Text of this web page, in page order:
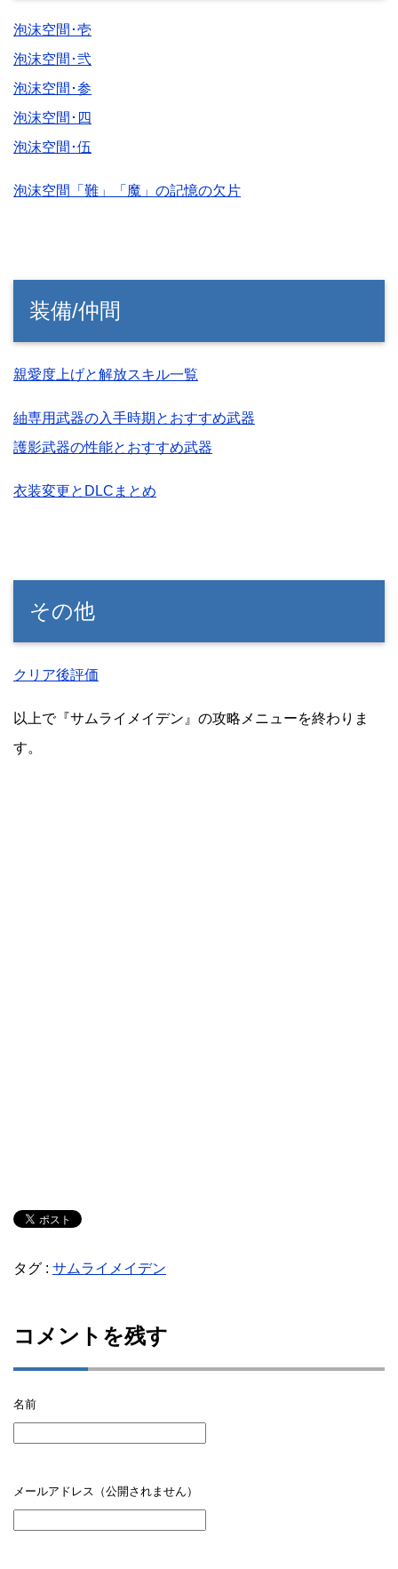
泡沫空間･壱
泡沫空間･弐
泡沫空間･参
泡沫空間･四
泡沫空間･伍
泡沫空間「難」「魔」の記憶の欠片
装備/仲間
親愛度上げと解放スキル一覧
紬専用武器の入手時期とおすすめ武器
護影武器の性能とおすすめ武器
衣装変更とDLCまとめ
その他
クリア後評価
以上で『サムライメイデン』の攻略メニューを終わりま
す。
タグ : サムライメイデン
コメントを残す
名前
メールアドレス（公開されません）